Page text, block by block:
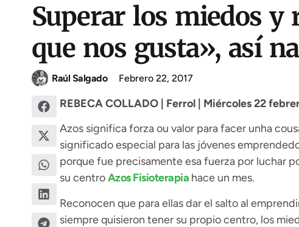
Superar los miedos
que nos gusta», así
Raúl Salgado Febrero 22, 2017
REBECA COLLADO | Ferrol | Miércoles 22
Azos significa forza ou valor para facer unha
significado especial para las jóvenes
porque fue precisamente esa fuerza por luchar
su centroAzos Fisioterapia hace un mes.
Reconocen que para ellas dar el salto al
siempre quisieron tener su propio centro, los